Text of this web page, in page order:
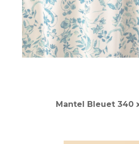
Mantel Bleuet 340